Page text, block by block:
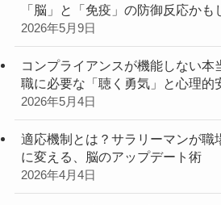
「脳」と「免疫」の防御反応かも
2026年5月9日
コンプライアンスが機能しない本
職に必要な「聴く勇気」と心理的
2026年5月4日
適応機制とは？サラリーマンが職
に変える、脳のアップデート術
2026年4月4日